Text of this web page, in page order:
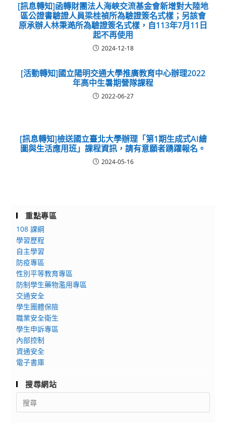
[訊息轉知]函轉財團法人海峽交流基金會新增對大陸地
區公證書驗證人員梁桂禎所為驗證簽名式樣；另該會
原承辦人林秉澔所為驗證簽名式樣，自113年7月11日
起不再使用
2024-12-18
[活動轉知]國立陽明交通大學推廣教育中心辦理2022
年高中生暑期營隊課程
2022-06-27
[訊息轉知]檢送國立臺北大學辦理「第1期生成式AI繪
圖與生活應用班」課程資訊，請有意願者踴躍報名。
2024-05-16
重點專區
108 課綱
學習歷程
自主學習
防疫專區
性別平等教育專區
防制學生藥物濫用專區
交通安全
學生團體保險
職業安全衛生
學生申訴專區
內部控制
資通安全
電子書庫
搜尋網站
Search
for: